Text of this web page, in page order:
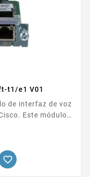
t1/e1 V01
Este módulo
necesitan una...
